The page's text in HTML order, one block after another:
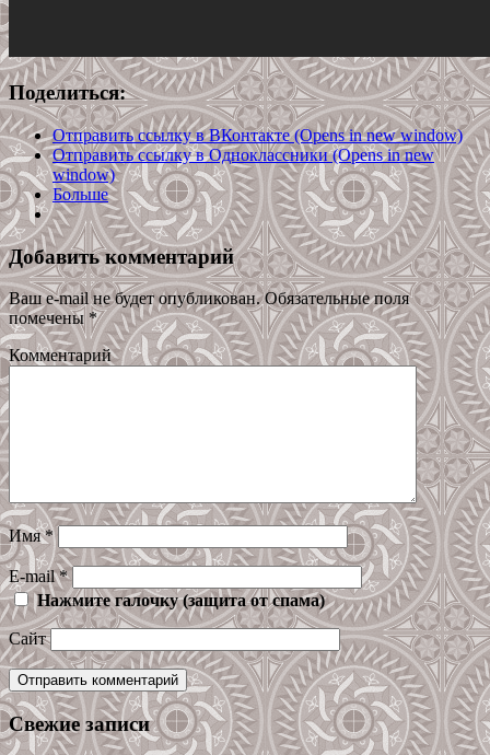
Поделиться:
Отправить ссылку в ВКонтакте (Opens in new window)
Отправить ссылку в Одноклассники (Opens in new
window)
Больше
Добавить комментарий
Ваш e-mail не будет опубликован.Обязательные поля
помечены *
Комментарий
Имя*
E-mail*
Нажмите галочку (защита от спама)
Сайт
Свежие записи